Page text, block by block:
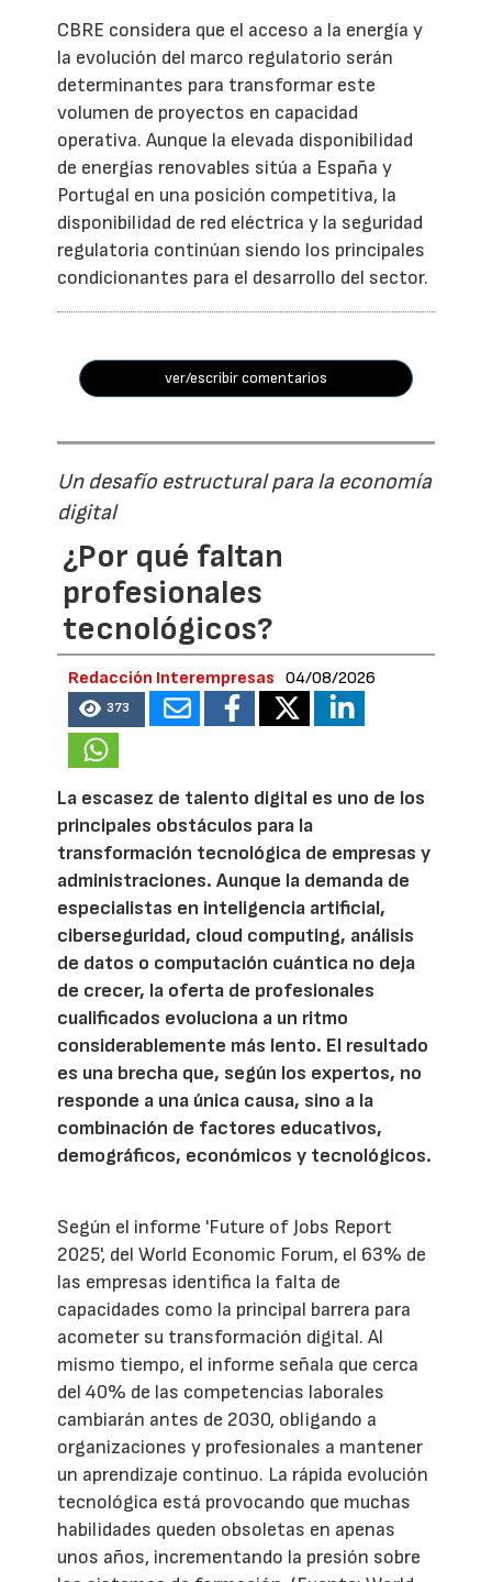
CBRE considera que el acceso a la energía y
la evolución del marco regulatorio serán
determinantes para transformar este
volumen de proyectos en capacidad
operativa. Aunque la elevada disponibilidad
de energías renovables sitúa a España y
Portugal en una posición competitiva, la
disponibilidad de red eléctrica y la seguridad
regulatoria continúan siendo los principales
condicionantes para el desarrollo del sector.
ver/escribir comentarios
Un desafío estructural para la economía
digital
¿Por qué faltan
profesionales
tecnológicos?
Redacción Interempresas 04/08/2026
373
La escasez de talento digital es uno de los
principales obstáculos para la
transformación tecnológica de empresas y
administraciones. Aunque la demanda de
especialistas en inteligencia artificial,
ciberseguridad, cloud computing, análisis
de datos o computación cuántica no deja
de crecer, la oferta de profesionales
cualificados evoluciona a un ritmo
considerablemente más lento. El resultado
es una brecha que, según los expertos, no
responde a una única causa, sino a la
combinación de factores educativos,
demográficos, económicos y tecnológicos.
Según el informe 'Future of Jobs Report
2025', del World Economic Forum, el 63% de
las empresas identifica la falta de
capacidades como la principal barrera para
acometer su transformación digital. Al
mismo tiempo, el informe señala que cerca
del 40% de las competencias laborales
cambiarán antes de 2030, obligando a
organizaciones y profesionales a mantener
un aprendizaje continuo. La rápida evolución
tecnológica está provocando que muchas
habilidades queden obsoletas en apenas
unos años, incrementando la presión sobre